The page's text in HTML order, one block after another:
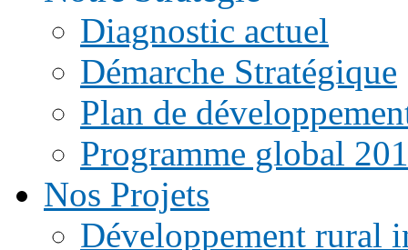
Diagnostic actuel
Démarche Stratégique
Plan de
Programme global
Nos Projets
Développement rural